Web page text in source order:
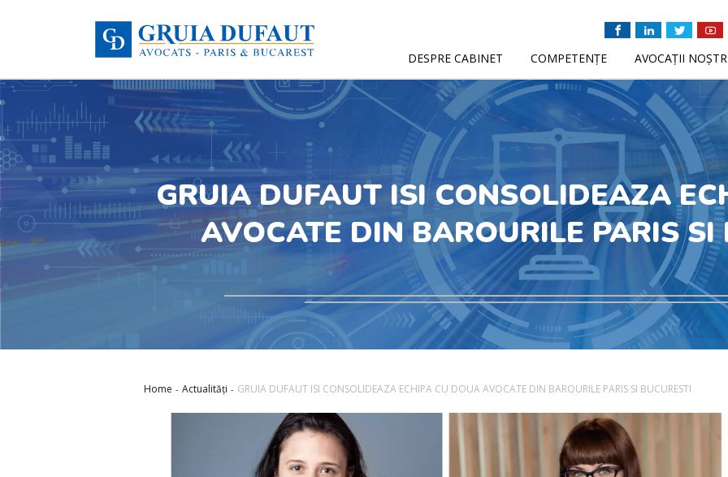
DESPRE CABINET COMPETENȚE AVOCAȚII
GRUIA DUFAUT ISI CONSOLIDEAZA
AVOCATE DIN BAROURILE PARIS SI
Home Actualități GRUIA DUFAUT ISI CONSOLIDEAZA ECHIPA CU DOUA AVOCATE DIN BAROURILE PARIS SI BUCURESTI